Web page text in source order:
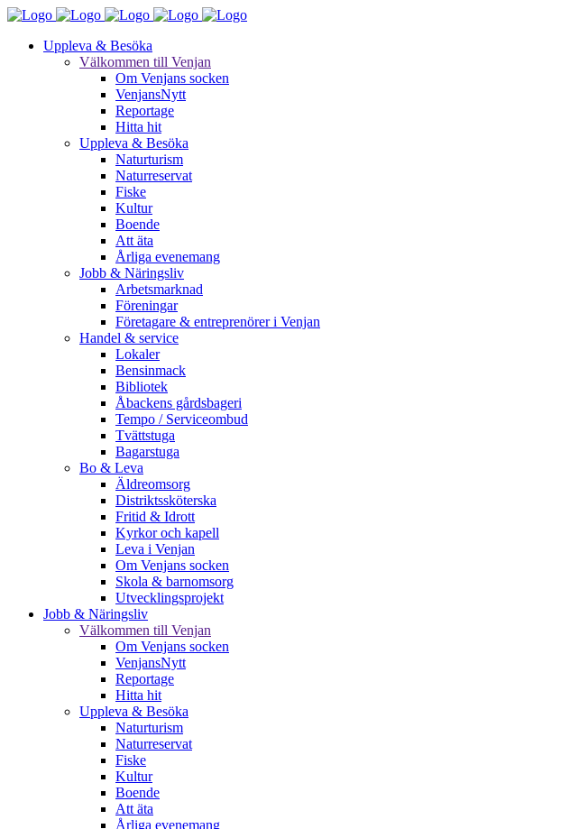
Uppleva & Besöka
Välkommen till Venjan
Om Venjans socken
VenjansNytt
Reportage
Hitta hit
Uppleva & Besöka
Naturturism
Naturreservat
Fiske
Kultur
Boende
Att äta
Årliga evenemang
Jobb & Näringsliv
Arbetsmarknad
Föreningar
Företagare & entreprenörer i Venjan
Handel & service
Lokaler
Bensinmack
Bibliotek
Åbackens gårdsbageri
Tempo / Serviceombud
Tvättstuga
Bagarstuga
Bo & Leva
Äldreomsorg
Distriktssköterska
Fritid & Idrott
Kyrkor och kapell
Leva i Venjan
Om Venjans socken
Skola & barnomsorg
Utvecklingsprojekt
Jobb & Näringsliv
Välkommen till Venjan
Om Venjans socken
VenjansNytt
Reportage
Hitta hit
Uppleva & Besöka
Naturturism
Naturreservat
Fiske
Kultur
Boende
Att äta
Årliga evenemang